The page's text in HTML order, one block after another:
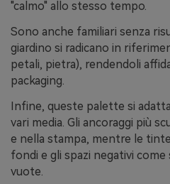
"calmo" allo stesso tempo.
Sono anche familiari senza
giardino si radicano in
petali, pietra), rendendoli
packaging.
Infine, queste palette si
vari media. Gli ancoraggi più
e nella stampa, mentre le
fondi e gli spazi negativi
vuote.